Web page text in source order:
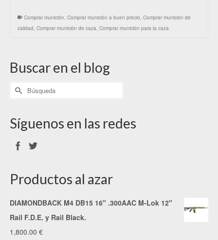
Comprar munición, Comprar munición a buen precio, Comprar munición de
calidad, Comprar munición de caza, Comprar munición para la caza
Buscar en el blog
Síguenos en las redes
Productos al azar
DIAMONDBACK M4 DB15 16" .300AAC M-Lok 12"
Rail F.D.E. y Rail Black.
1,800.00 €